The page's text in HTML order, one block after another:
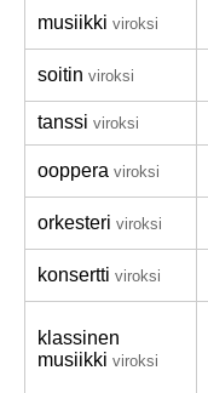
musiikki viroksi
soitin viroksi
tanssi viroksi
ooppera viroksi
orkesteri viroksi
konsertti viroksi
klassinen
musiikki viroksi